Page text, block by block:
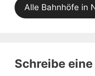
Alle Bahnhöfe in
Schreibe